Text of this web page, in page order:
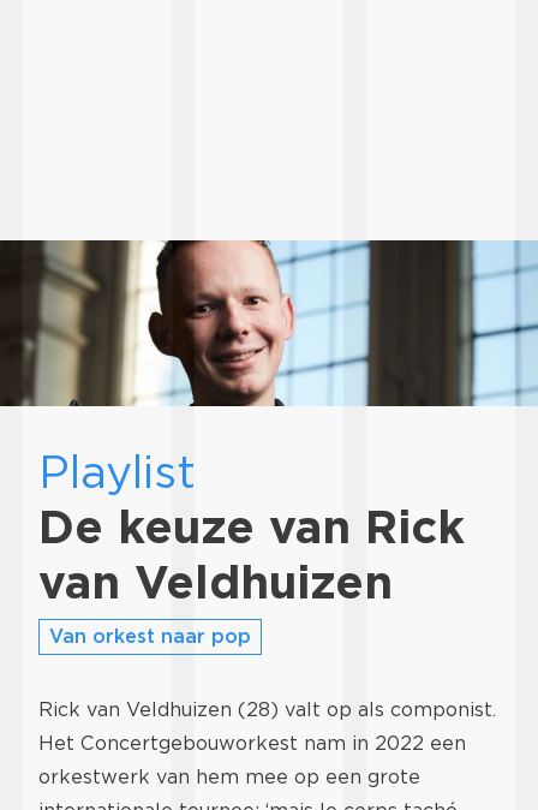
Playlist
De keuze van Rick
van Veldhuizen
Van orkest naar pop
Rick van Veldhuizen (28) valt op als componist.
Het Concertgebouworkest nam in 2022 een
orkestwerk van hem mee op een grote